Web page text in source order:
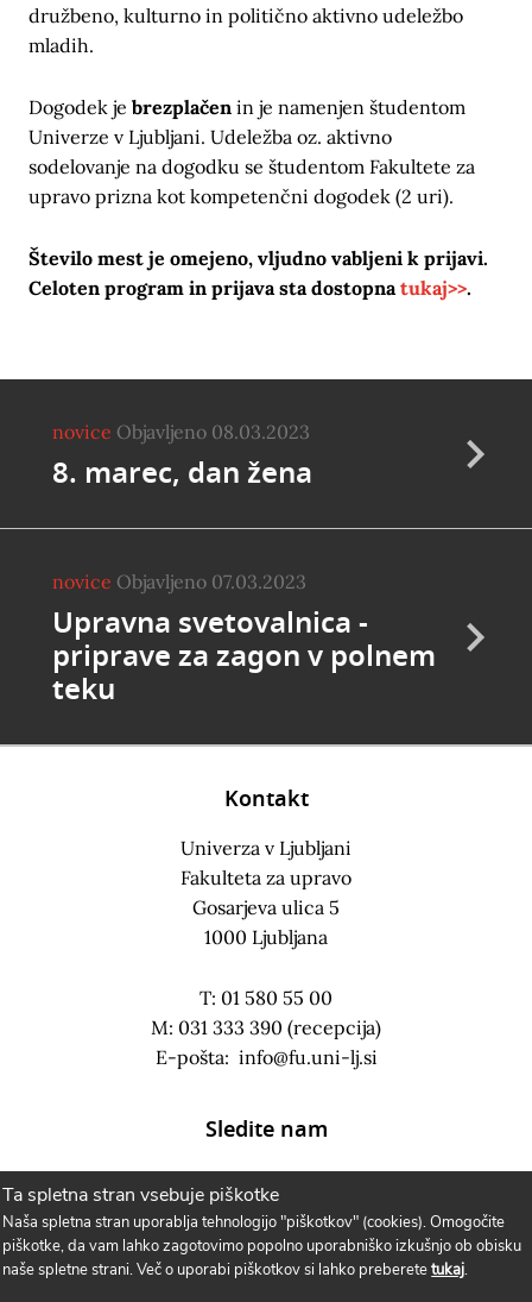
Ta spletna stran vsebuje piškotke
Naša spletna stran uporablja tehnologijo "piškotkov" (cookies). Omogočite
piškotke, da vam lahko zagotovimo popolno uporabniško izkušnjo ob obisku
naše spletne strani. Več o uporabi piškotkov si lahko preberetetukaj.
družbeno, kulturno in politično aktivno udeležbo
mladih.
Dogodek je brezplačen in je namenjen študentom
Univerze v Ljubljani. Udeležba oz. aktivno
sodelovanje na dogodku se študentom Fakultete za
upravo prizna kot kompetenčni dogodek (2 uri).
Število mest je omejeno, vljudno vabljeni k prijavi.
Celoten program in prijava sta dostopnatukaj>>.
novice Objavljeno 08.03.2023
8. marec, dan žena
novice Objavljeno 07.03.2023
Upravna svetovalnica -
priprave za zagon v polnem
teku
Kontakt
Univerza v Ljubljani
Fakulteta za upravo
Gosarjeva ulica 5
1000 Ljubljana
T: 01 580 55 00
M: 031 333 390 (recepcija)
E-pošta: info@fu.uni-lj.si
Sledite nam